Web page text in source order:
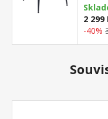
2 299
-40%